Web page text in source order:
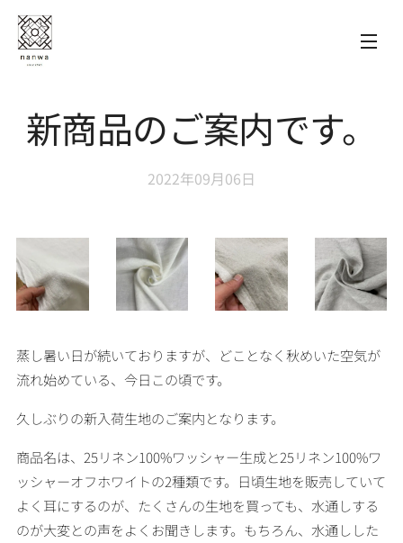
新商品のご案内です。
2022年09月06日
蒸し暑い日が続いておりますが、どことなく秋めいた空気が
流れ始めている、今日この頃です。
久しぶりの新入荷生地のご案内となります。
商品名は、25リネン100%ワッシャー生成と25リネン100%ワ
ッシャーオフホワイトの2種類です。日頃生地を販売していて
よく耳にするのが、たくさんの生地を買っても、水通しする
のが大変との声をよくお聞きします。もちろん、水通しした